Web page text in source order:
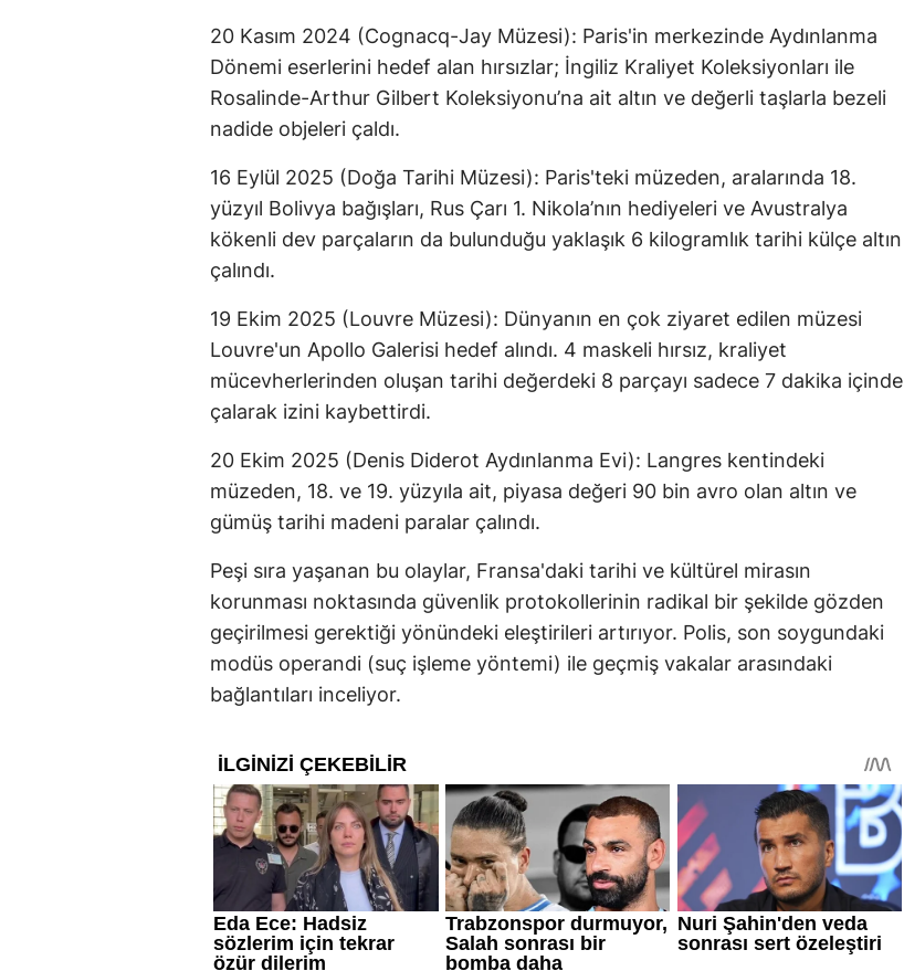
20 Kasım 2024 (Cognacq-Jay Müzesi): Paris'in merkezinde Aydınlanma
Dönemi eserlerini hedef alan hırsızlar; İngiliz Kraliyet Koleksiyonları ile
Rosalinde-Arthur Gilbert Koleksiyonu’na ait altın ve değerli taşlarla bezeli
nadide objeleri çaldı.
16 Eylül 2025 (Doğa Tarihi Müzesi): Paris'teki müzeden, aralarında 18.
yüzyıl Bolivya bağışları, Rus Çarı 1. Nikola’nın hediyeleri ve Avustralya
kökenli dev parçaların da bulunduğu yaklaşık 6 kilogramlık tarihi külçe altın
çalındı.
19 Ekim 2025 (Louvre Müzesi): Dünyanın en çok ziyaret edilen müzesi
Louvre'un Apollo Galerisi hedef alındı. 4 maskeli hırsız, kraliyet
mücevherlerinden oluşan tarihi değerdeki 8 parçayı sadece 7 dakika içinde
çalarak izini kaybettirdi.
20 Ekim 2025 (Denis Diderot Aydınlanma Evi): Langres kentindeki
müzeden, 18. ve 19. yüzyıla ait, piyasa değeri 90 bin avro olan altın ve
gümüş tarihi madeni paralar çalındı.
Peşi sıra yaşanan bu olaylar, Fransa'daki tarihi ve kültürel mirasın
korunması noktasında güvenlik protokollerinin radikal bir şekilde gözden
geçirilmesi gerektiği yönündeki eleştirileri artırıyor. Polis, son soygundaki
modüs operandi (suç işleme yöntemi) ile geçmiş vakalar arasındaki
bağlantıları inceliyor.